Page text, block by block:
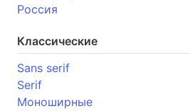
Россия
Классические
Sans serif
Serif
Моноширные